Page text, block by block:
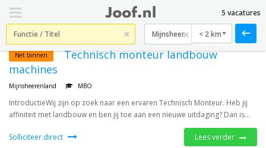
< 2 km
5 vacatures
Net binnen
Technisch monteur landbouw
machines
Mijnsheerenland MBO
IntroductieWij zijn op zoek naar een ervaren Technisch Monteur. Heb jij
affiniteit met landbouw en ben jij toe aan een nieuwe uitdaging? Dan is...
Solliciteer direct Lees verder